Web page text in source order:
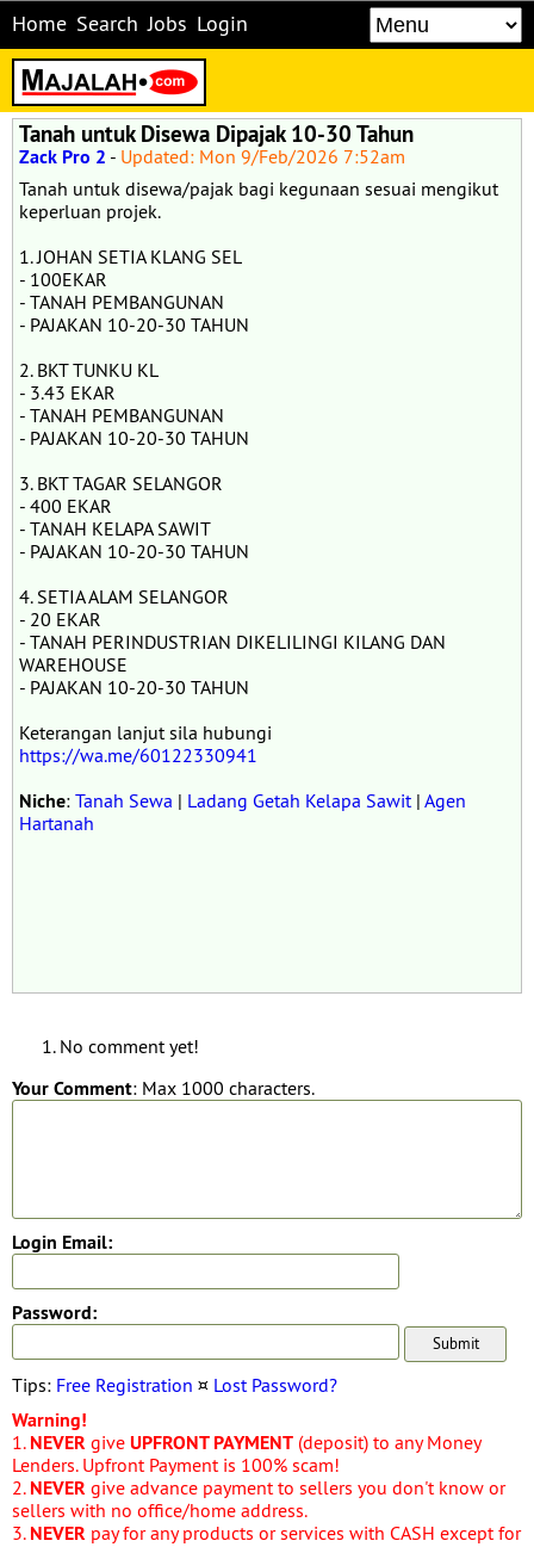
Home Search Jobs Login
Tanah untuk Disewa Dipajak 10-30 Tahun
Zack Pro 2 - Updated: Mon 9/Feb/2026 7:52am
Tanah untuk disewa/pajak bagi kegunaan sesuai mengikut
keperluan projek.
1. JOHAN SETIA KLANG SEL
- 100EKAR
- TANAH PEMBANGUNAN
- PAJAKAN 10-20-30 TAHUN
2. BKT TUNKU KL
- 3.43 EKAR
- TANAH PEMBANGUNAN
- PAJAKAN 10-20-30 TAHUN
3. BKT TAGAR SELANGOR
- 400 EKAR
- TANAH KELAPA SAWIT
- PAJAKAN 10-20-30 TAHUN
4. SETIA ALAM SELANGOR
- 20 EKAR
- TANAH PERINDUSTRIAN DIKELILINGI KILANG DAN
WAREHOUSE
- PAJAKAN 10-20-30 TAHUN
Keterangan lanjut sila hubungi
https://wa.me/60122330941
Niche: Tanah Sewa | Ladang Getah Kelapa Sawit| Agen
Hartanah
No comment yet!
Your Comment: Max 1000 characters.
Login Email:
Password:
Tips: Free Registration ¤ Lost Password?
Warning!
1. NEVER give UPFRONT PAYMENT (deposit) to any Money
Lenders. Upfront Payment is 100% scam!
2. NEVER give advance payment to sellers you don't know or
sellers with no office/home address.
3. NEVER pay for any products or services with CASH except for